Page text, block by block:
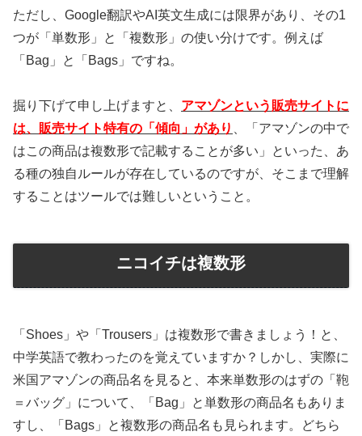
ただし、Google翻訳やAI英文生成には限界があり、その1
つが「単数形」と「複数形」の使い分けです。例えば
「Bag」と「Bags」ですね。
掘り下げて申し上げますと、 アマゾンという販売サイトに
は、販売サイト特有の「傾向」があり
、「アマゾンの中で
はこの商品は複数形で記載することが多い」といった、あ
る種の独自ルールが存在しているのですが、そこまで理解
することはツールでは難しいということ。
ニコイチは複数形
「Shoes」や「Trousers」は複数形で書きましょう！と、
中学英語で教わったのを覚えていますか？しかし、実際に
米国アマゾンの商品名を見ると、本来単数形のはずの「鞄
＝バッグ」について、「Bag」と単数形の商品名もありま
すし、「Bags」と複数形の商品名も見られます。どちら